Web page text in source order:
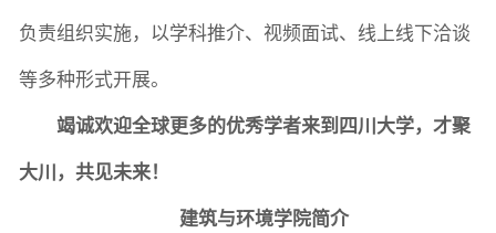
负责组织实施，以学科推介、视频面试、线上线下洽谈
等多种形式开展。
竭诚欢迎全球更多的优秀学者来到四川大学，才聚
大川，共见未来！
建筑与环境学院简介